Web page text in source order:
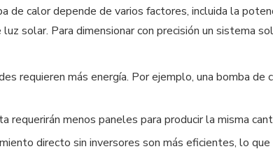
de calor depende de varios factores, incluida la
solar. Para dimensionar con precisión un sistema
requieren más energía. Por ejemplo, una bomba
requerirán menos paneles para producir la misma
directo sin inversores son más eficientes, lo